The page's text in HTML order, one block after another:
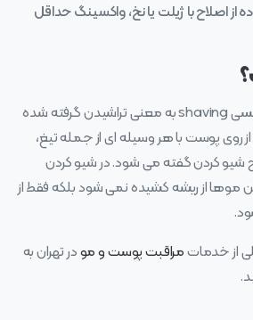
از اصلاح با ژیلت یا نخ، واکسینگ حداقل
شیو کردن از اصطلاح انگلیسی shaving به معنی تراشیدن گرفته شده
روی پوست با هر وسیله ای از جمله تیغ،
شیو کردن گفته می شود. در شیو کردن
موها از ریشه کشیده نمی شود بلکه فقط از
از خدماتمراقبت پوست و مودر تهران به